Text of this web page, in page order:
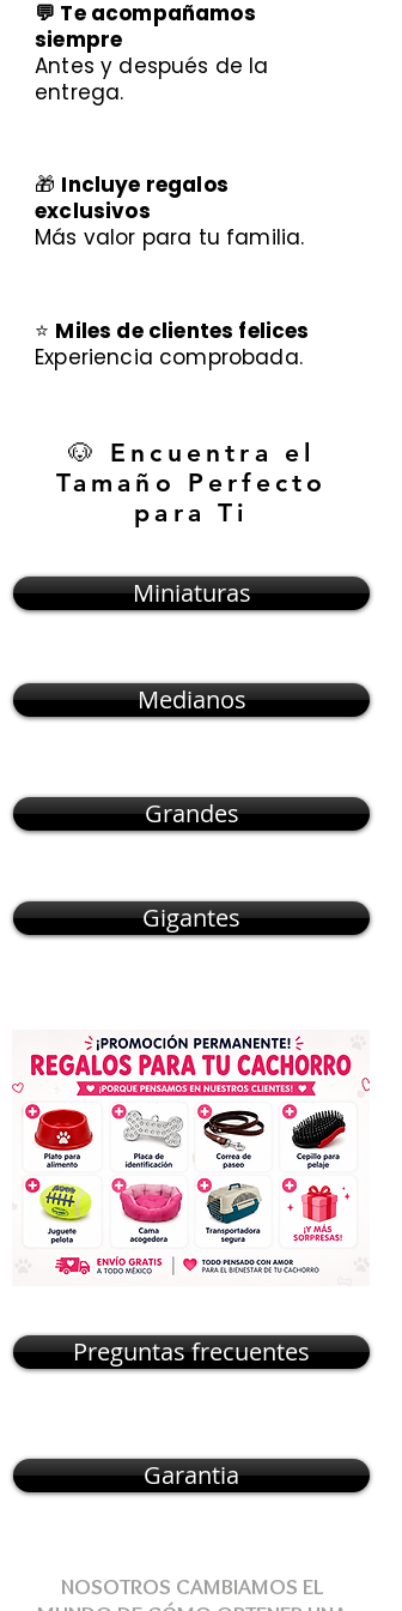
💬 Te acompañamos
siempre
Antes y después de la
entrega.
🎁 Incluye regalos
exclusivos
Más valor para tu familia.
⭐ Miles de clientes felices
Experiencia comprobada.
🐶 Encuentra el
Tamaño Perfecto
para Ti
Miniaturas
Medianos
Grandes
Gigantes
Preguntas frecuentes
Garantia
NOSOTROS CAMBIAMOS EL